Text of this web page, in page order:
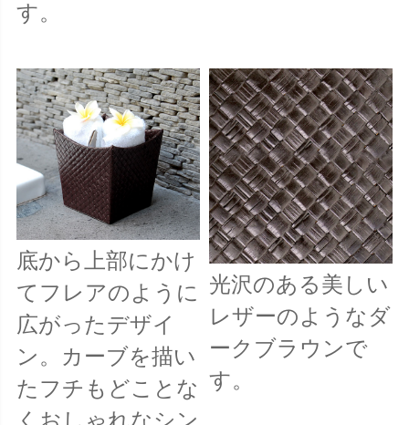
す。
底から上部にかけ
てフレアのように
広がったデザイ
ン。カーブを描い
たフチもどことな
光沢のある美しい
レザーのようなダ
ークブラウンで
す。